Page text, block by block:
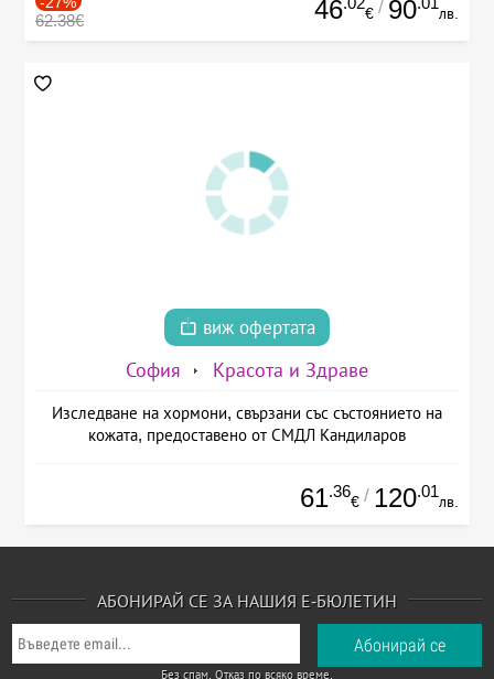
62.38€ 46 € / 90 лв.
виж офертата
София Красота и Здраве
Изследване на хормони, свързани със състоянието на
кожата, предоставено от СМДЛ Кандиларов
61.36
€ / 120.01
лв.
АБОНИРАЙ СЕ ЗА НАШИЯ Е-БЮЛЕТИН
Без спам. Отказ по всяко време.